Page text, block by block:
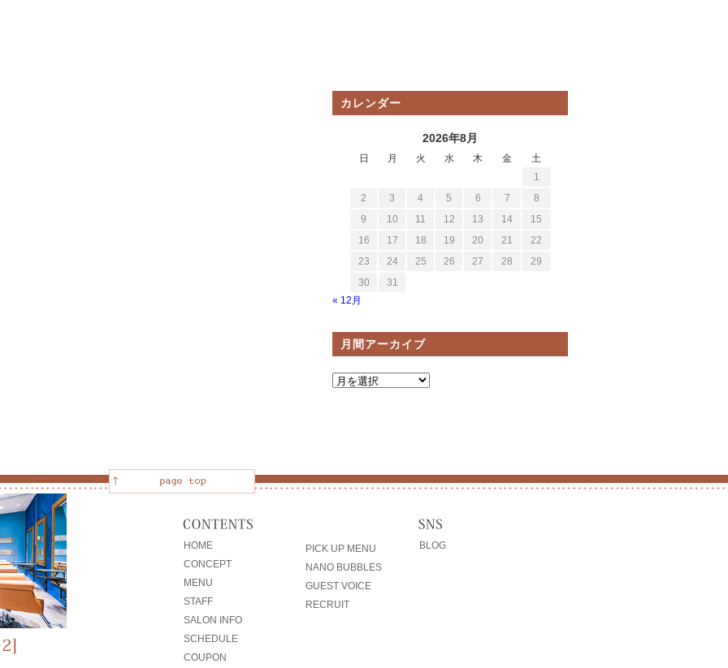
カレンダー
2026年8月
日 月 火 水 木 金
土
1
2
3 4 5 6 7
8
9
10 11 12 13 14
15
16
17 18 19 20 21
22
23
24 25 26 27 28
29
30
31
« 12月
月間アーカイブ
HOME
CONCEPT
MENU
STAFF
SALON INFO
SCHEDULE
COUPON
PICK UP MENU
NANO BUBBLES
GUEST VOICE
RECRUIT
BLOG